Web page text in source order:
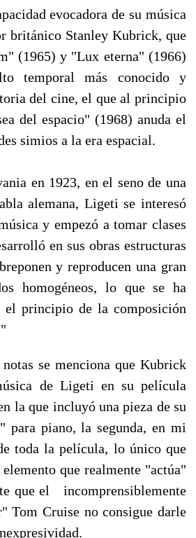
evocadora de su música
británico Stanley Kubrick, que
(1965) y "Lux eterna" (1966)
temporal más conocido y
del cine, el que al principio
del espacio" (1968) anuda el
simios a la era espacial.
en 1923, en el seno de una
alemana, Ligeti se interesó
y empezó a tomar clases
en sus obras estructuras
y reproducen una gran
homogéneos, lo que se ha
el principio de la composición
se menciona que Kubrick
de Ligeti en su película
la que incluyó una pieza de su
para piano, la segunda, en mi
toda la película, lo único que
que realmente "actúa"
que el incomprensiblemente
Tom Cruise no consigue darle